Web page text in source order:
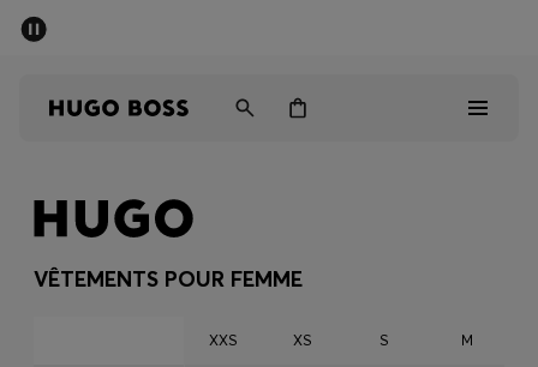
Dernières offres
VÊTEMENTS POUR FEMME
XXS XS S M